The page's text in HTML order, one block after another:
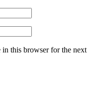
in this browser for the next